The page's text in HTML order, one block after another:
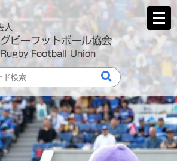
人
ビーフットボール協会
Football Union
メ
ニ
ュ
を
開
く